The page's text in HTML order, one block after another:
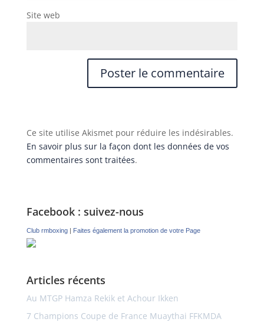
Site web
Ce site utilise Akismet pour réduire les indésirables.
En savoir plus sur la façon dont les données de vos
commentaires sont traitées.
Facebook : suivez-nous
Club rmboxing| Faites également la promotion de votre Page
Articles récents
Au MTGP Hamza Rekik et Achour Ikken
7 Champions Coupe de France Muaythai FFKMDA